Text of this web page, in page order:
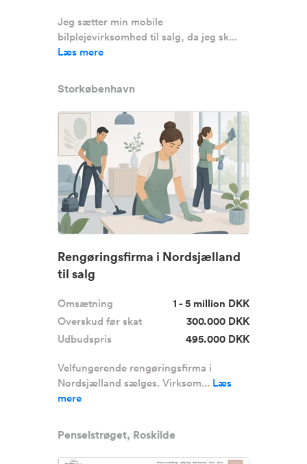
Jeg sætter min mobile
bilplejevirksomhed til salg, da jeg sk...
Læs mere
Storkøbenhavn
Rengøringsfirma i Nordsjælland
til salg
Omsætning
1 - 5 million DKK
Overskud før skat
300.000 DKK
Udbudspris
495.000 DKK
Velfungerende rengøringsfirma i
Nordsjælland sælges. Virksom... Læs
mere
Penselstrøget, Roskilde